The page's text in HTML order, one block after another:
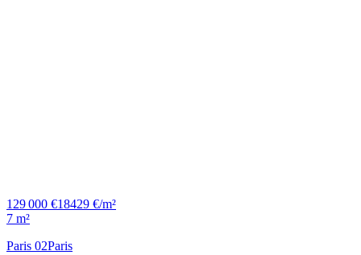
129 000 €18429 €/m²
7 m²
Paris 02Paris